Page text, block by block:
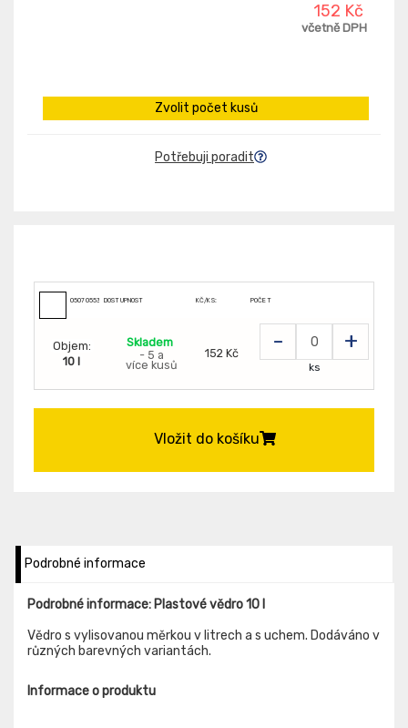
152 Kč
včetně DPH
Zvolit počet kusů
Potřebuji poradit
050705534DOSTUPNOST KČ/KS: POČET
Objem:
10 l
Skladem
- 5 a
více kusů
152 Kč - +
ks
Vložit do košíku
Podrobné informace
Podrobné informace: Plastové vědro 10 l
Vědro s vylisovanou měrkou v litrech a s uchem. Dodáváno v
různých barevných variantách.
Informace o produktu